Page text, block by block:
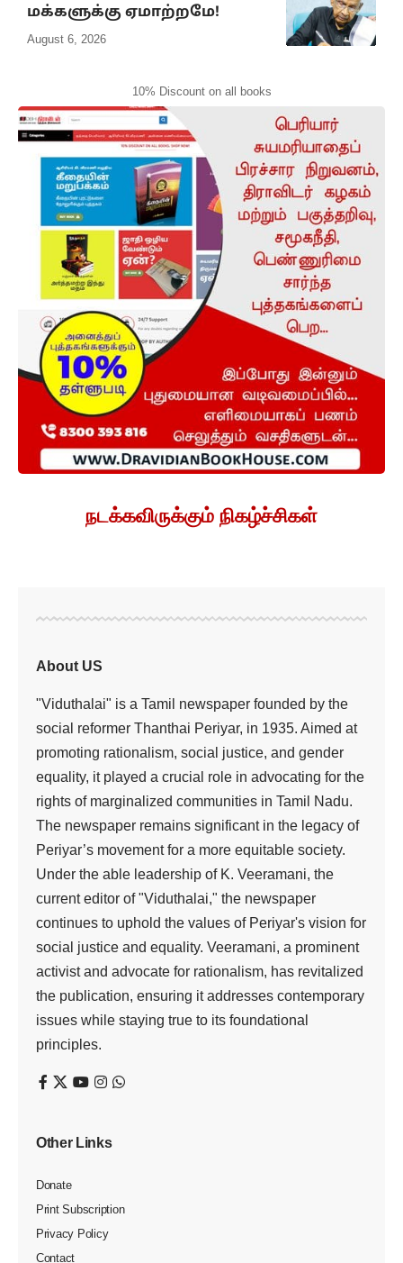
மக்களுக்கு ஏமாற்றமே!
August 6, 2026
10% Discount on all books
நடக்கவிருக்கும் நிகழ்ச்சிகள்
About US
"Viduthalai" is a Tamil newspaper founded by the
social reformer Thanthai Periyar, in 1935. Aimed at
promoting rationalism, social justice, and gender
equality, it played a crucial role in advocating for the
rights of marginalized communities in Tamil Nadu.
The newspaper remains significant in the legacy of
Periyar’s movement for a more equitable society.
Under the able leadership of K. Veeramani, the
current editor of "Viduthalai," the newspaper
continues to uphold the values of Periyar's vision for
social justice and equality. Veeramani, a prominent
activist and advocate for rationalism, has revitalized
the publication, ensuring it addresses contemporary
issues while staying true to its foundational
principles.
Other Links
Donate
Print Subscription
Privacy Policy
Contact